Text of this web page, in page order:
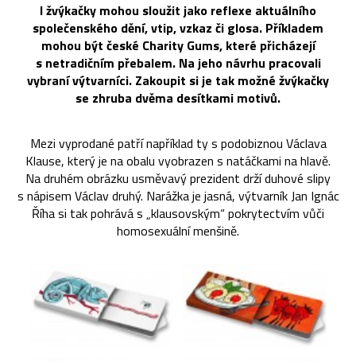
I žvýkačky mohou sloužit jako reflexe aktuálního
společenského dění, vtip, vzkaz či glosa. Příkladem
mohou být české Charity Gums, které přicházejí
s netradičním přebalem. Na jeho návrhu pracovali
vybraní výtvarníci. Zakoupit si je tak možné žvýkačky
se zhruba dvěma desítkami motivů.
Mezi vyprodané patří například ty s podobiznou Václava
Klause, který je na obalu vyobrazen s natáčkami na hlavě.
Na druhém obrázku usměvavý prezident drží duhové slipy
s nápisem Václav druhý. Narážka je jasná, výtvarník Jan Ignác
Říha si tak pohrává s „klausovským“ pokrytectvím vůči
homosexuální menšině.